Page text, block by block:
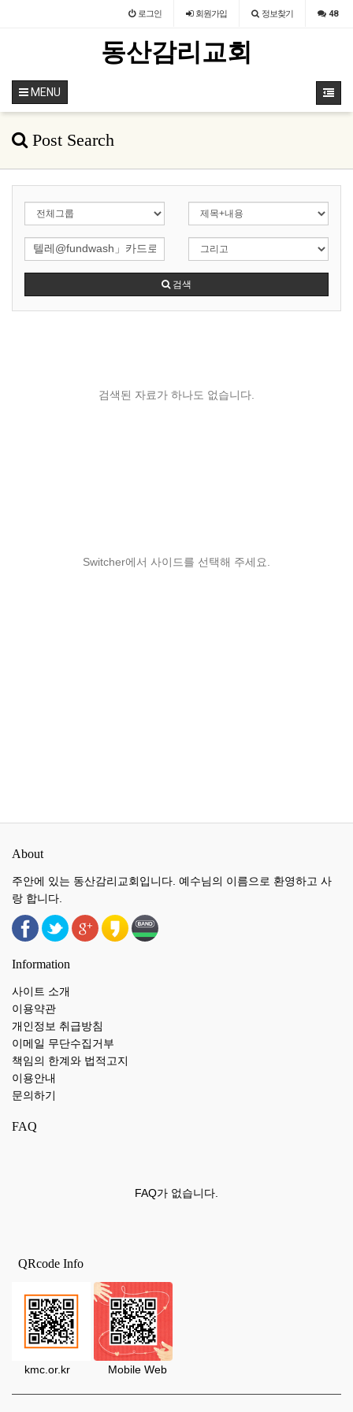
로그인 회원가입 정보찾기 48
동산감리교회
MENU
Post Search
검색
검색된 자료가 하나도 없습니다.
Switcher에서 사이드를 선택해 주세요.
About
주안에 있는 동산감리교회입니다. 예수님의 이름으로 환영하고 사
랑 합니다.
Information
사이트 소개
이용약관
개인정보 취급방침
이메일 무단수집거부
책임의 한계와 법적고지
이용안내
문의하기
FAQ
FAQ가 없습니다.
QRcode Info
kmc.or.kr Mobile Web